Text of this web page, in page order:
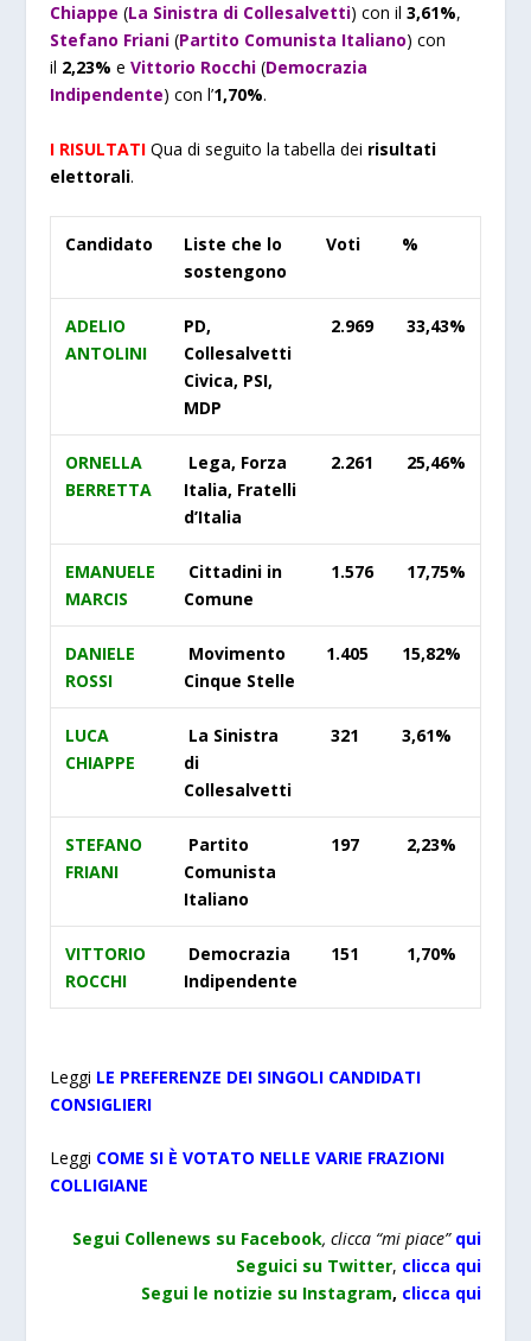
Chiappe (La Sinistra di Collesalvetti) con il3,61%,
Stefano Friani (Partito Comunista Italiano) con
il 2,23% eVittorio Rocchi (Democrazia
Indipendente) con l’1,70%.
I RISULTATI Qua di seguito la tabella dei risultati
elettorali.
Candidato
Liste che lo
sostengono
Voti %
ADELIO
ANTOLINI
PD,
Collesalvetti
Civica, PSI,
MDP
2.969 33,43%
ORNELLA
BERRETTA
Lega, Forza
Italia, Fratelli
d’Italia
2.261 25,46%
EMANUELE
MARCIS
Cittadini in
Comune
1.576 17,75%
DANIELE
ROSSI
Movimento
Cinque Stelle
1.405 15,82%
LUCA
CHIAPPE
La Sinistra
di
Collesalvetti
321 3,61%
STEFANO
FRIANI
Partito
Comunista
Italiano
197 2,23%
VITTORIO
ROCCHI
Democrazia
Indipendente
151 1,70%
Leggi LE PREFERENZE DEI SINGOLI CANDIDATI
CONSIGLIERI
Leggi COME SI È VOTATO NELLE VARIE FRAZIONI
COLLIGIANE
Segui Collenews su Facebook, clicca “mi piace” qui
Seguici su Twitter, clicca qui
Segui le notizie su Instagram, clicca qui